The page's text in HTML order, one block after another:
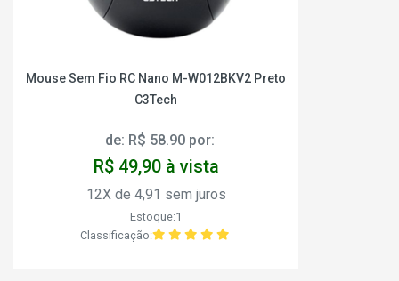
Mouse Sem Fio RC Nano M-W012BKV2 Preto
C3Tech
de: R$ 58.90 por:
R$ 49,90 à vista
12X de 4,91 sem juros
Estoque:1
Classificação: